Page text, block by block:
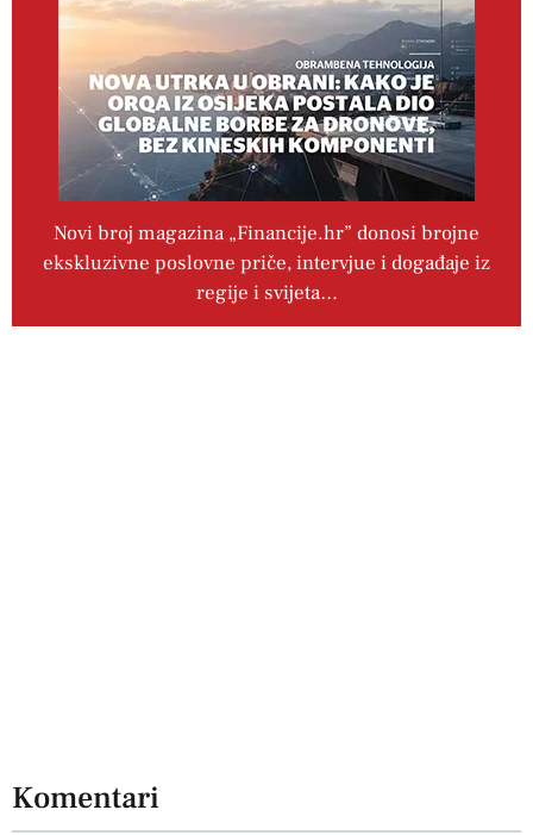
Novi broj magazina „Financije.hr” donosi brojne
ekskluzivne poslovne priče, intervjue i događaje iz
regije i svijeta…
Komentari